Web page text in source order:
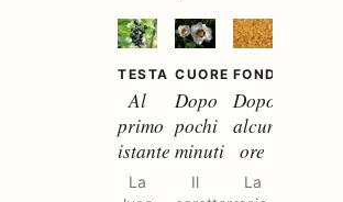
TESTA
Al
primo
istante
La
CUORE
Dopo
pochi
minuti
Il
FONDO
Dopo
alcune
ore
La